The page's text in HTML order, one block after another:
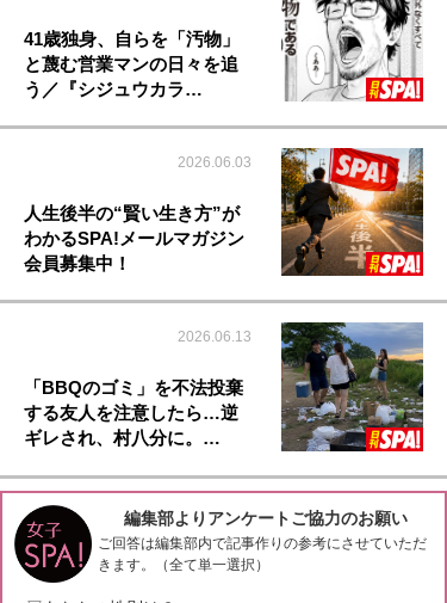
41歳独身、自らを「汚物」
と蔑む営業マンの日々を追
う／『シジュウカラ…
2026.06.03
人生後半の“賢い生き方”が
わかるSPA!メールマガジン
会員募集中！
2026.06.13
「BBQのゴミ」を不法投棄
する友人を注意したら…逆
ギレされ、村八分に。…